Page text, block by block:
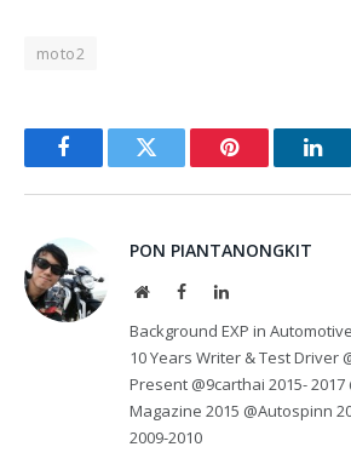
moto2
FacebookTwitter Pinterest
PON PIANTANONGKIT
WebsiteFacebookLinkedIn
Background EXP in
10 Years Writer & Test Driver
Present @9carthai 2015- 2017
Magazine 2015 @Autospinn
2009-2010